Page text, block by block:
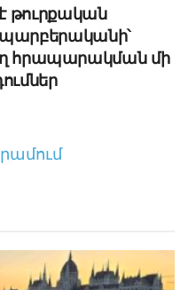
թուրքական
հրապարակման մի